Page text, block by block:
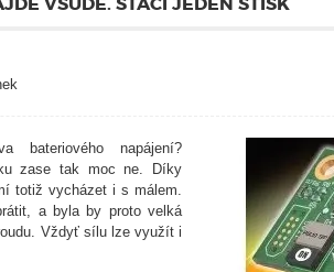
bateriového napájení?
zase tak moc ne. Díky
totiž vycházet i s málem.
a byla by proto velká
Vždyť sílu lze využít i